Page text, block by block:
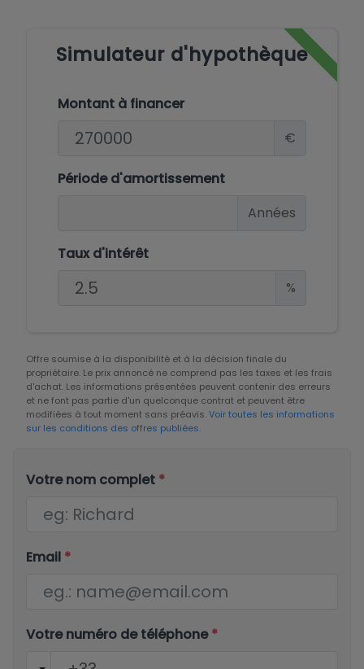
Simulateur d'hypothèque
Montant à financer
€
Période d'amortissement
Années
Taux d'intérêt
%
Offre soumise à la disponibilité et à la décision finale du
propriétaire. Le prix annoncé ne comprend pas les taxes et les frais
d'achat. Les informations présentées peuvent contenir des erreurs
et ne font pas partie d'un quelconque contrat et peuvent être
modifiées à tout moment sans préavis.Voir toutes les informations
sur les conditions des offres publiées.
Votre nom complet *
Email *
Votre numéro de téléphone*